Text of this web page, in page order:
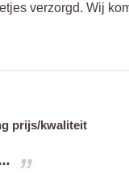
verzorgd. Wij
prijs/kwaliteit